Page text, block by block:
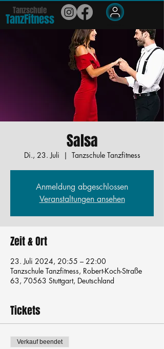
Tanzschule
TanzFitness
Salsa
Di., 23. Juli
  |
Tanzschule Tanzfitness
Anmeldung abgeschlossen
Veranstaltungen ansehen
Zeit & Ort
23. Juli 2024, 20:55 – 22:00
Tanzschule Tanzfitness, Robert-Koch-Straße
63, 70563 Stuttgart, Deutschland
Tickets
Verkauf beendet